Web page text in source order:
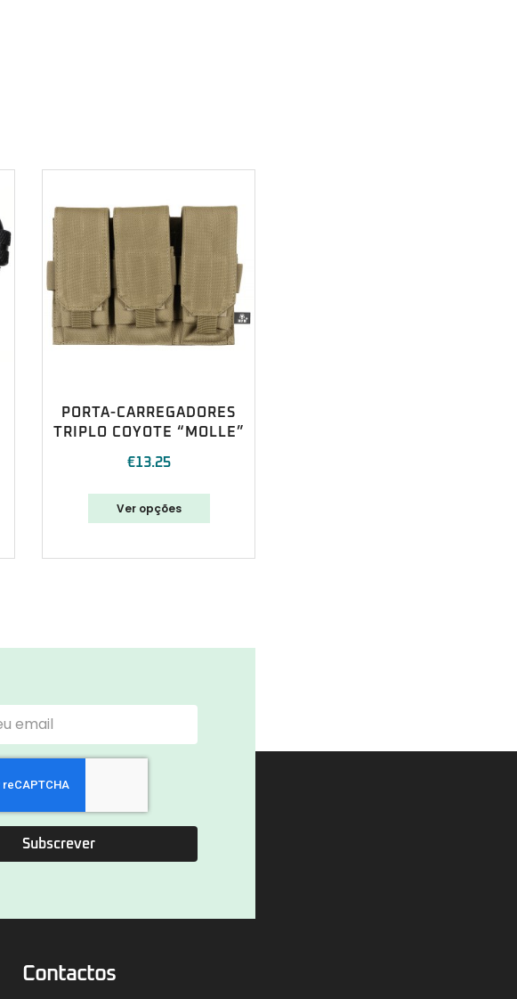
PORTA-CARREGADORES
TRIPLO COYOTE “MOLLE”
€13.25
Ver opções
Subscrever
Contactos